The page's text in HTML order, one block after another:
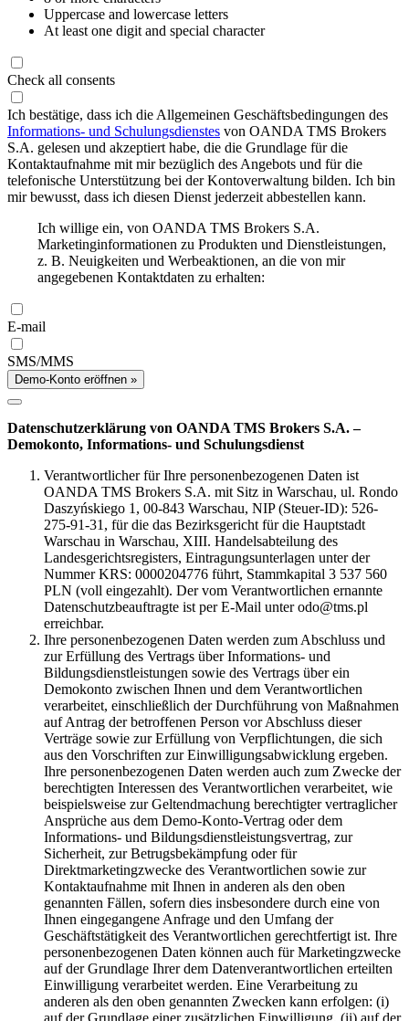
Uppercase and lowercase letters
At least one digit and special character
Check all consents
Ich bestätige, dass ich die Allgemeinen Geschäftsbedingungen des
Informations- und Schulungsdienstes von OANDA TMS Brokers
S.A. gelesen und akzeptiert habe, die die Grundlage für die
Kontaktaufnahme mit mir bezüglich des Angebots und für die
telefonische Unterstützung bei der Kontoverwaltung bilden. Ich bin
mir bewusst, dass ich diesen Dienst jederzeit abbestellen kann.
Ich willige ein, von OANDA TMS Brokers S.A.
Marketinginformationen zu Produkten und Dienstleistungen,
z. B. Neuigkeiten und Werbeaktionen, an die von mir
angegebenen Kontaktdaten zu erhalten:
E-mail
SMS/MMS
Demo-Konto eröffnen »
Datenschutzerklärung von OANDA TMS Brokers S.A. –
Demokonto, Informations- und Schulungsdienst
Verantwortlicher für Ihre personenbezogenen Daten ist
OANDA TMS Brokers S.A. mit Sitz in Warschau, ul. Rondo
Daszyńskiego 1, 00-843 Warschau, NIP (Steuer-ID): 526-
275-91-31, für die das Bezirksgericht für die Hauptstadt
Warschau in Warschau, XIII. Handelsabteilung des
Landesgerichtsregisters, Eintragungsunterlagen unter der
Nummer KRS: 0000204776 führt, Stammkapital 3 537 560
PLN (voll eingezahlt). Der vom Verantwortlichen ernannte
Datenschutzbeauftragte ist per E-Mail unter odo@tms.pl
erreichbar.
Ihre personenbezogenen Daten werden zum Abschluss und
zur Erfüllung des Vertrags über Informations- und
Bildungsdienstleistungen sowie des Vertrags über ein
Demokonto zwischen Ihnen und dem Verantwortlichen
verarbeitet, einschließlich der Durchführung von Maßnahmen
auf Antrag der betroffenen Person vor Abschluss dieser
Verträge sowie zur Erfüllung von Verpflichtungen, die sich
aus den Vorschriften zur Einwilligungsabwicklung ergeben.
Ihre personenbezogenen Daten werden auch zum Zwecke der
berechtigten Interessen des Verantwortlichen verarbeitet, wie
beispielsweise zur Geltendmachung berechtigter vertraglicher
Ansprüche aus dem Demo-Konto-Vertrag oder dem
Informations- und Bildungsdienstleistungsvertrag, zur
Sicherheit, zur Betrugsbekämpfung oder für
Direktmarketingzwecke des Verantwortlichen sowie zur
Kontaktaufnahme mit Ihnen in anderen als den oben
genannten Fällen, sofern dies insbesondere durch eine von
Ihnen eingegangene Anfrage und den Umfang der
Geschäftstätigkeit des Verantwortlichen gerechtfertigt ist. Ihre
personenbezogenen Daten können auch für Marketingzwecke
auf der Grundlage Ihrer dem Datenverantwortlichen erteilten
Einwilligung verarbeitet werden. Eine Verarbeitung zu
anderen als den oben genannten Zwecken kann erfolgen: (i)
auf der Grundlage einer zusätzlichen Einwilligung, (ii) auf der